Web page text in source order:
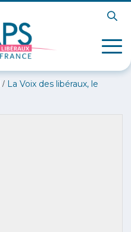
/ La Voix des libéraux, le